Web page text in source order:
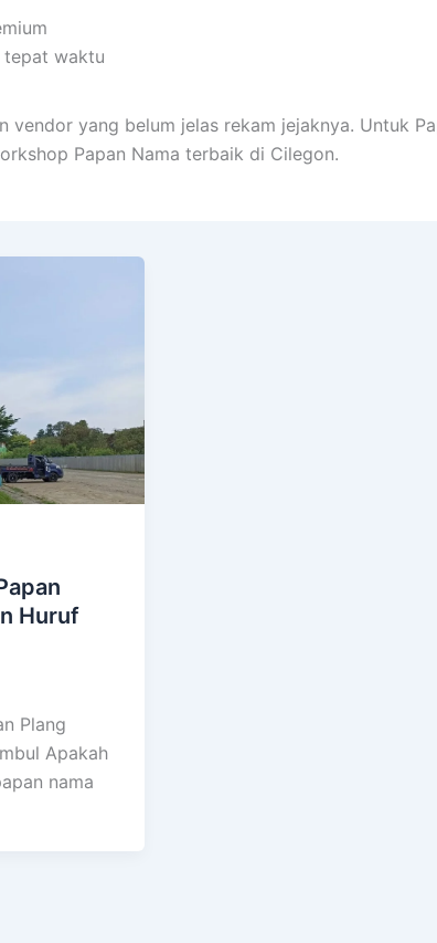
tepat waktu
vendor yang belum jelas rekam jejaknya. Untuk
Papan Nama terbaik di Cilegon.
Huruf
Plang
Apakah
nama